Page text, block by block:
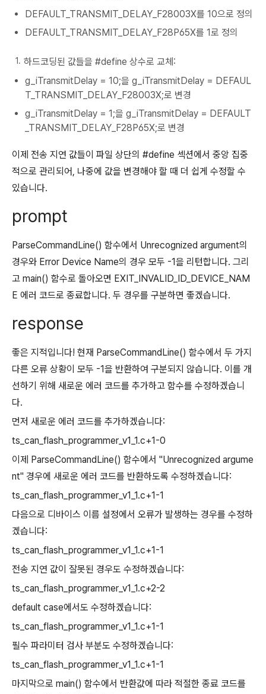
DEFAULT_TRANSMIT_DELAY_F28003X를 10으로 정의
DEFAULT_TRANSMIT_DELAY_F28P65X를 1로 정의
하드코딩된 값들을 #define 상수로 교체:
g_iTransmitDelay = 10;을 g_iTransmitDelay = DEFAUL
T_TRANSMIT_DELAY_F28003X;로 변경
g_iTransmitDelay = 1;을 g_iTransmitDelay = DEFAULT
_TRANSMIT_DELAY_F28P65X;로 변경
이제 전송 지연 값들이 파일 상단의 #define 섹션에서 중앙 집중
적으로 관리되어, 나중에 값을 변경해야 할 때 더 쉽게 수정할 수
있습니다.
prompt
ParseCommandLine() 함수에서 Unrecognized argument의
경우와 Error Device Name의 경우 모두 -1을 리턴합니다. 그리
고 main() 함수로 돌아오면 EXIT_INVALID_ID_DEVICE_NAM
E 에러 코드로 종료합니다. 두 경우를 구분하면 좋겠습니다.
response
좋은 지적입니다! 현재 ParseCommandLine() 함수에서 두 가지
다른 오류 상황이 모두 -1을 반환하여 구분되지 않습니다. 이를 개
선하기 위해 새로운 에러 코드를 추가하고 함수를 수정하겠습니
다.
먼저 새로운 에러 코드를 추가하겠습니다:
ts_can_flash_programmer_v1_1.c+1-0
이제 ParseCommandLine() 함수에서 "Unrecognized argume
nt" 경우에 새로운 에러 코드를 반환하도록 수정하겠습니다:
ts_can_flash_programmer_v1_1.c+1-1
다음으로 디바이스 이름 설정에서 오류가 발생하는 경우를 수정하
겠습니다:
ts_can_flash_programmer_v1_1.c+1-1
전송 지연 값이 잘못된 경우도 수정하겠습니다:
ts_can_flash_programmer_v1_1.c+2-2
default case에서도 수정하겠습니다:
ts_can_flash_programmer_v1_1.c+1-1
필수 파라미터 검사 부분도 수정하겠습니다:
ts_can_flash_programmer_v1_1.c+1-1
마지막으로 main() 함수에서 반환값에 따라 적절한 종료 코드를